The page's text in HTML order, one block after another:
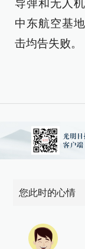
导弹和无人
中东航空基
击均告失败。
您此时的心情